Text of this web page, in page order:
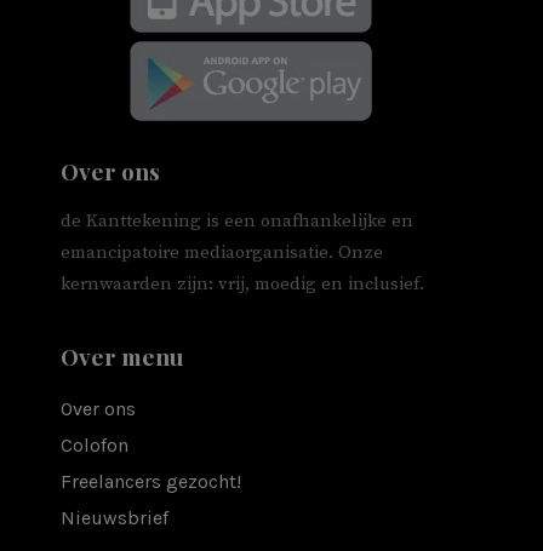
Over ons
de Kanttekening is een onafhankelijke en
emancipatoire mediaorganisatie. Onze
kernwaarden zijn: vrij, moedig en inclusief.
Over menu
Over ons
Colofon
Freelancers gezocht!
Nieuwsbrief